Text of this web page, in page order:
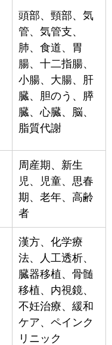
頭部、頸部、気
管、気管支、
肺、食道、胃
腸、十二指腸、
小腸、大腸、肝
臓、胆のう、膵
臓、心臓、脳、
脂質代謝
周産期、新生
児、児童、思春
期、老年、高齢
者
漢方、化学療
法、人工透析、
臓器移植、骨髄
移植、内視鏡、
不妊治療、緩和
ケア、ペインク
リニック